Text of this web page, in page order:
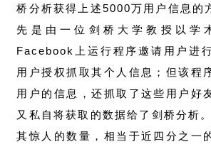
桥分析获得上述5000万用户信息的
先是由一位剑桥大学教授以学
Facebook上运行程序邀请用户进
用户授权抓取其个人信息；但该程
用户的信息，还抓取了这些用户好
又私自将获取的数据给了剑桥分析
其惊人的数量，相当于近四分之一